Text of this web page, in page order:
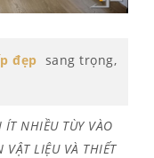
đẹp sang trọng,
NHIỀU TÙY VÀO
VẬT LIỆU VÀ THIẾT